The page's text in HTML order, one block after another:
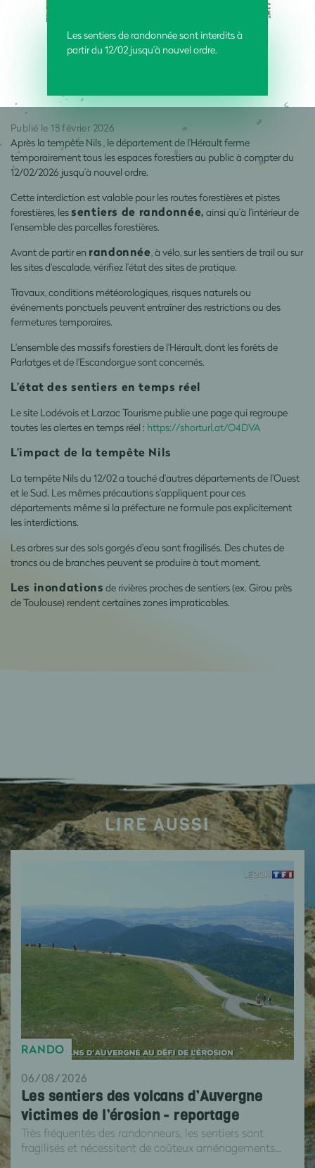
Les sentiers de randonnée sont interdits à
partir du 12/02 jusqu’à nouvel ordre.
Publié le 13 février 2026
Après la tempête Nils , le département de l’Hérault ferme
temporairement tous les espaces forestiers au public à compter du
12/02/2026 jusqu’à nouvel ordre.
Cette interdiction est valable pour les routes forestières et pistes
forestières, lessentiers de randonnée, ainsi qu’à l’intérieur de
l’ensemble des parcelles forestières.
Avant de partir en randonnée, à vélo, sur les sentiers de trail ou sur
les sites d'escalade, vérifiez l’état des sites de pratique.
Travaux, conditions météorologiques, risques naturels ou
événements ponctuels peuvent entraîner des restrictions ou des
fermetures temporaires.
L'ensemble des massifs forestiers de l'Hérault, dont les forêts de
Parlatges et de l'Escandorgue sont concernés.
L’état des sentiers en temps réel
Le site Lodévois et Larzac Tourisme publie une page qui regroupe
toutes les alertes en temps réel : https://shorturl.at/O4DVA
L’impact de la tempête Nils
La tempête Nils du 12/02 a touché d’autres départements de l’Ouest
et le Sud. Les mêmes précautions s’appliquent pour ces
départements même si la préfecture ne formule pas explicitement
les interdictions.
Les arbres sur des sols gorgés d’eau sont fragilisés. Des chutes de
troncs ou de branches peuvent se produire à tout moment.
Les inondations de rivières proches de sentiers (ex. Girou près
de Toulouse) rendent certaines zones impraticables.
LIRE AUSSI
RANDO
06/08/2026
Les sentiers des volcans d’Auvergne
victimes de l’érosion - reportage
Très fréquentés des randonneurs, les sentiers sont
fragilisés et nécessitent de coûteux aménagements...